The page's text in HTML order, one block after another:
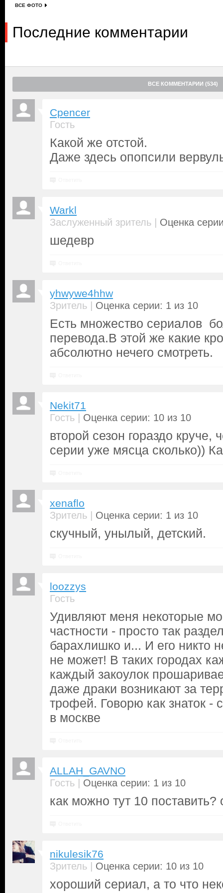
ВСЕ ФОТО
Последние комментарии
ВСЕ КОММЕНТАРИИ (534)
Cpencer
Гость
Какой же отстой.
Даже здесь опопсили
Warkl
Заслуженный зритель | Оценка
шедевр
yhwywe4hhw
Зритель | Оценка серии: 1 из 10
Есть множество сериалов
перевода.В этой же какие
абсолютно нечего смотреть.
Nekit71
Гость | Оценка серии: 10 из 10
второй сезон гораздо
серии уже мясца сколько))
xenaflo
Зритель | Оценка серии: 1 из 10
скучный, унылый, детский.
loozzys
Гость
Удивляют меня некоторые
частности - просто так
барахлишко и... И его никто
не может! В таких городах
каждый закоулок
даже драки возникают за
трофей. Говорю как знаток -
в москве
ALLAH_GAVNO
Гость | Оценка серии: 1 из 10
как можно тут 10 поставить?
nikulesik76
Зритель | Оценка серии: 10 из 10
хороший сериал, а то что